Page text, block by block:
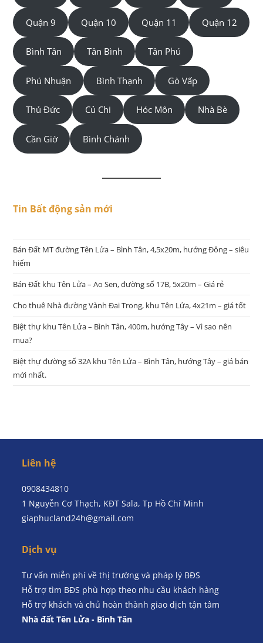
Quận 9 Quận 10 Quận 11 Quận 12
Bình Tân Tân Bình Tân Phú
Phú Nhuận Bình Thạnh Gò Vấp
Thủ Đức Củ Chi Hóc Môn Nhà Bè
Cần Giờ Bình Chánh
Tin Bất động sản mới
Bán Đất MT đường Tên Lửa – Bình Tân, 4,5x20m, hướng Đông – siêu
hiếm
Bán Đất khu Tên Lửa – Ao Sen, đường số 17B, 5x20m – Giá rẻ
Cho thuê Nhà đường Vành Đai Trong, khu Tên Lửa, 4x21m – giá tốt
Biệt thự khu Tên Lửa – Bình Tân, 400m, hướng Tây – Vì sao nên
mua?
Biệt thự đường số 32A khu Tên Lửa – Bình Tân, hướng Tây – giá bán
mới nhất.
Liên hệ
0908434810
1 Nguyễn Cơ Thạch, KĐT Sala, Tp Hồ Chí Minh
giaphucland24h@gmail.com
Dịch vụ
Tư vấn miễn phí về thị trường và pháp lý BĐS
Hỗ trợ tìm BĐS phù hợp theo nhu cầu khách hàng
Hỗ trợ khách và chủ hoàn thành giao dịch tận tâm
Nhà đất Tên Lửa - Bình Tân